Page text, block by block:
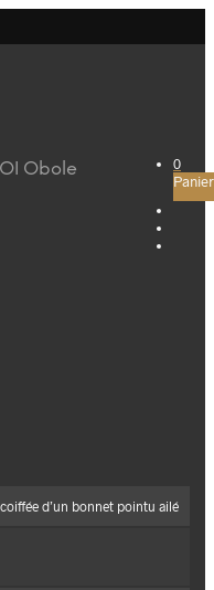
0
Panier
Obole
d’un bonnet pointu ailé